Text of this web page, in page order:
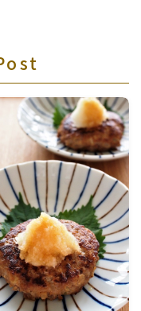
・レタス・小松
ん・そら豆・え
梗菜・セロリ・